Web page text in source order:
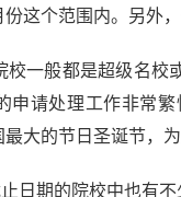
这个范围内。另外
校一般都是超级名
申请处理工作非常
大的节日圣诞节，
日期的院校中也有